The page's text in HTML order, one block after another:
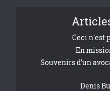
Ceci n'est
En
Souvenirs d’un
Denis